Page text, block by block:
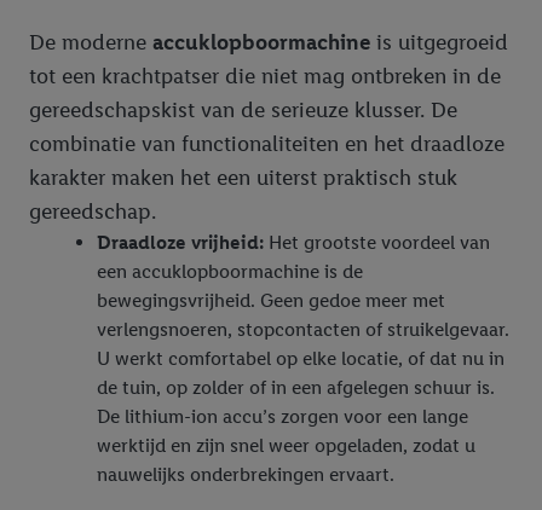
De moderne accuklopboormachine is uitgegroeid
tot een krachtpatser die niet mag ontbreken in de
gereedschapskist van de serieuze klusser. De
combinatie van functionaliteiten en het draadloze
karakter maken het een uiterst praktisch stuk
gereedschap.
Draadloze vrijheid: Het grootste voordeel van
een accuklopboormachine is de
bewegingsvrijheid. Geen gedoe meer met
verlengsnoeren, stopcontacten of struikelgevaar.
U werkt comfortabel op elke locatie, of dat nu in
de tuin, op zolder of in een afgelegen schuur is.
De lithium-ion accu’s zorgen voor een lange
werktijd en zijn snel weer opgeladen, zodat u
nauwelijks onderbrekingen ervaart.